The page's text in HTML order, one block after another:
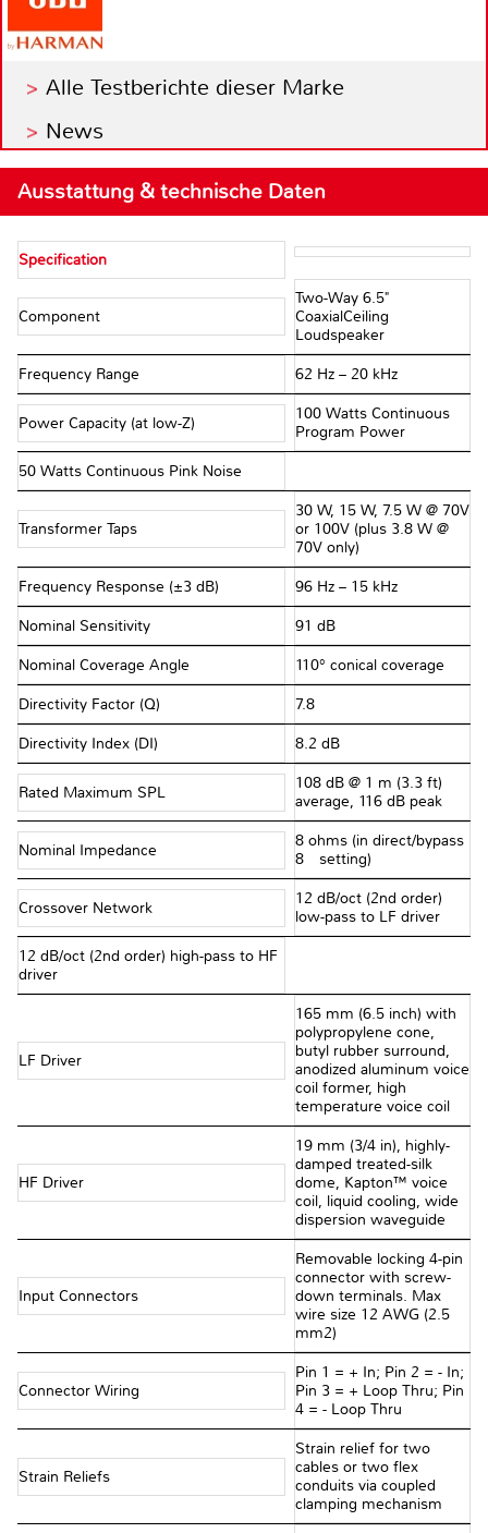
Alle Testberichte dieser Marke
News
Ausstattung & technische Daten
Specification
Component
Two-Way 6.5"
CoaxialCeiling
Loudspeaker
Frequency Range 62 Hz – 20 kHz
Power Capacity (at low-Z)
100 Watts Continuous
Program Power
50 Watts Continuous Pink Noise
Transformer Taps
30 W, 15 W, 7.5 W @ 70V
or 100V (plus 3.8 W @
70V only)
Frequency Response (±3 dB) 96 Hz – 15 kHz
Nominal Sensitivity 91 dB
Nominal Coverage Angle 110° conical coverage
Directivity Factor (Q) 7.8
Directivity Index (DI) 8.2 dB
Rated Maximum SPL
108 dB @ 1 m (3.3 ft)
average, 116 dB peak
Nominal Impedance
8 ohms (in direct/bypass
8Ω setting)
Crossover Network
12 dB/oct (2nd order)
low-pass to LF driver
12 dB/oct (2nd order) high-pass to HF
driver
LF Driver
165 mm (6.5 inch) with
polypropylene cone,
butyl rubber surround,
anodized aluminum voice
coil former, high
temperature voice coil
HF Driver
19 mm (3/4 in), highly-
damped treated-silk
dome, Kapton™ voice
coil, liquid cooling, wide
dispersion waveguide
Input Connectors
Removable locking 4-pin
connector with screw-
down terminals. Max
wire size 12 AWG (2.5
mm2)
Connector Wiring
Pin 1 = + In; Pin 2 = - In;
Pin 3 = + Loop Thru; Pin
4 = - Loop Thru
Strain Reliefs
Strain relief for two
cables or two flex
conduits via coupled
clamping mechanism